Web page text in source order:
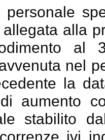
personale
alla
nel
la
aumento
stabilito
ivi